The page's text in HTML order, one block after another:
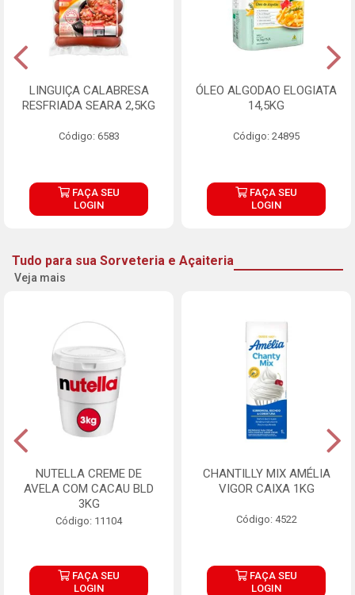
LINGUIÇA CALABRESA
RESFRIADA SEARA 2,5KG
Código: 6583
FAÇA SEU
LOGIN
ÓLEO ALGODAO ELOGIATA
14,5KG
Código: 24895
FAÇA SEU
LOGIN
Tudo para sua Sorveteria e Açaiteria
Veja mais
NUTELLA CREME DE
AVELA COM CACAU BLD
3KG
Código: 11104
FAÇA SEU
LOGIN
CHANTILLY MIX AMÉLIA
VIGOR CAIXA 1KG
Código: 4522
FAÇA SEU
LOGIN